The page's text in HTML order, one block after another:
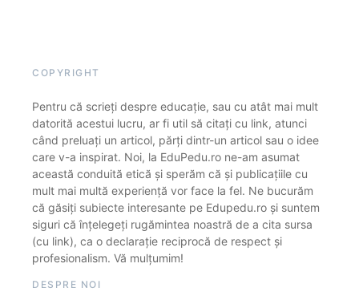
COPYRIGHT
Pentru că scrieți despre educație, sau cu atât mai mult
datorită acestui lucru, ar fi util să citați cu link, atunci
când preluați un articol, părți dintr-un articol sau o idee
care v-a inspirat. Noi, la EduPedu.ro ne-am asumat
această conduită etică și sperăm că și publicațiile cu
mult mai multă experiență vor face la fel. Ne bucurăm
că găsiți subiecte interesante pe Edupedu.ro și suntem
siguri că înțelegeți rugămintea noastră de a cita sursa
(cu link), ca o declarație reciprocă de respect și
profesionalism. Vă mulțumim!
DESPRE NOI